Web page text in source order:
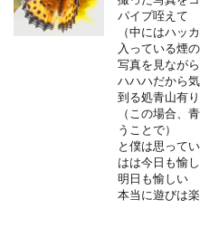
パイプ咥えて
（中にはハッ
入っている煙
写真を見なが
ハハハだから
到る処青山有
（この場合、
うことで）
と僕は思って
はは今日も愉
明日も愉しい
本当に遊びは